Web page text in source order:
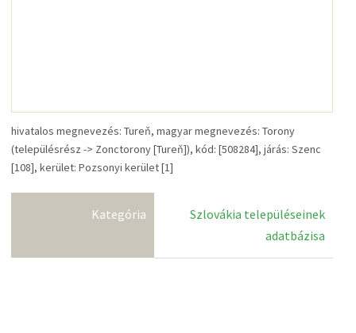
hivatalos megnevezés: Tureň, magyar megnevezés: Torony
(településrész -> Zonctorony [Tureň]), kód: [508284], járás: Szenc
[108], kerület: Pozsonyi kerület [1]
Kategória
Szlovákia településeinek
adatbázisa